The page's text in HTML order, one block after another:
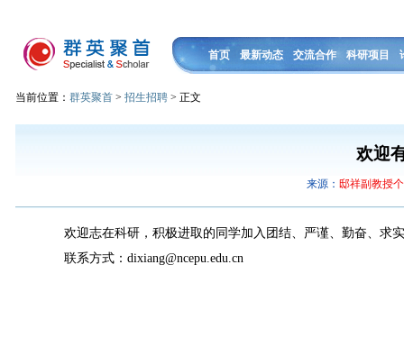
首页 最新动态 交流合作 科研项目
当前位置： 群英聚首 > 招生招聘 > 正文
欢迎
来源： 邸祥副教授
欢迎志在科研，积极进取的同学加入团结、严谨、勤奋、求
联系方式：dixiang@ncepu.edu.cn